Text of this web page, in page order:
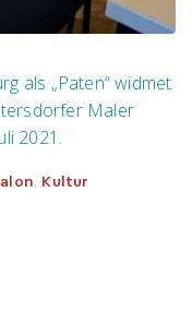
als „Paten“ widmet
Maler
2021.
, Kultur